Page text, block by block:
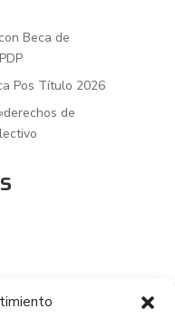
Beca de
Pos Título 2026
de